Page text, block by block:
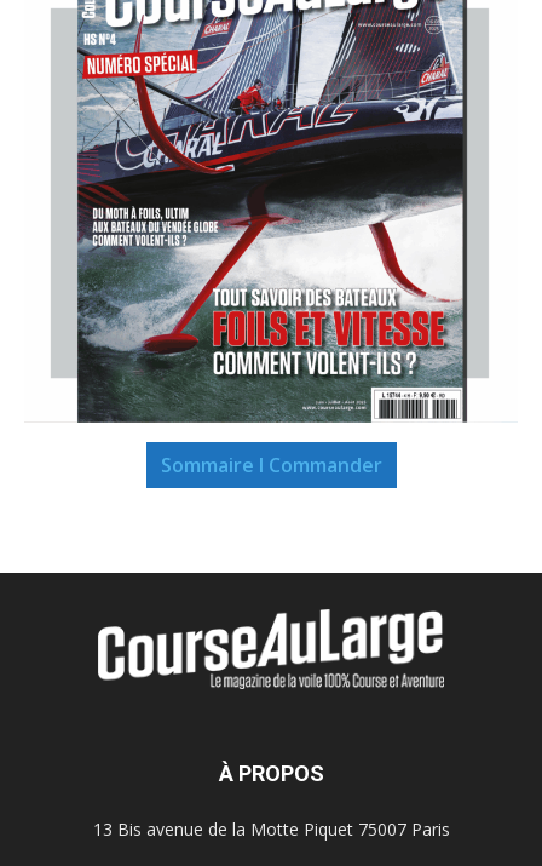
Sommaire I Commander
À PROPOS
13 Bis avenue de la Motte Piquet 75007 Paris